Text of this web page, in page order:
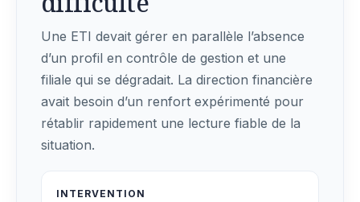
Une ETI devait gérer en parallèle l’absence
d’un profil en contrôle de gestion et une
filiale qui se dégradait. La direction financière
avait besoin d’un renfort expérimenté pour
rétablir rapidement une lecture fiable de la
situation.
INTERVENTION